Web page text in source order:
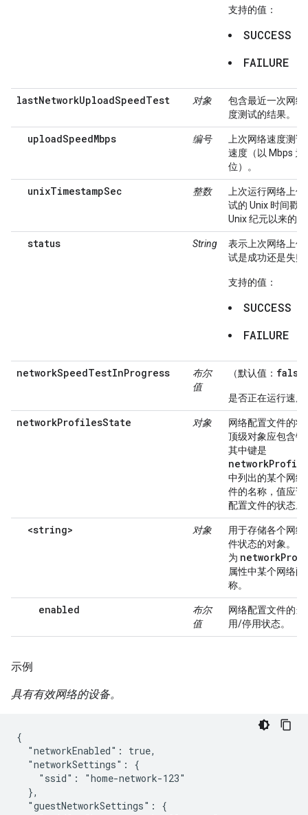
支持的值：
SUCCESS
FAILURE
lastNetworkUploadSpeedTest 对象
包含最近一次网络
度测试的结果。
uploadSpeedMbps 编号
上次网络速度测
速度（以 Mbps 为
位）。
unixTimestampSec 整数
上次运行网络上
试的 Unix 时间戳
Unix 纪元以来的
status String
表示上次网络上传
试是成功还是失败
支持的值：
SUCCESS
FAILURE
networkSpeedTestInProgress
布尔
值
（默认值： false
是否正在运行速度
networkProfilesState 对象
网络配置文件的状
顶级对象应包含键
其中键是
中列出的某个网络
件的名称，值应该
配置文件的状态。
<string> 对象
用于存储各个网络
件状态的对象。
为
属性中某个网络配
称。
enabled
布尔
值
网络配置文件的当
用/停用状态。
示例
具有有效网络的设备。
{
  "networkEnabled": true,
  "networkSettings": {
    "ssid": "home-network-123"
  },
  "guestNetworkSettings": {